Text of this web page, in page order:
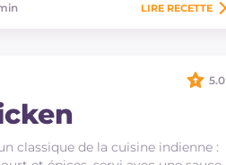
LIRE RECETTE
classique de la cuisine indienne :
5.0